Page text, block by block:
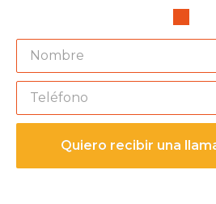
Quiero recibir una